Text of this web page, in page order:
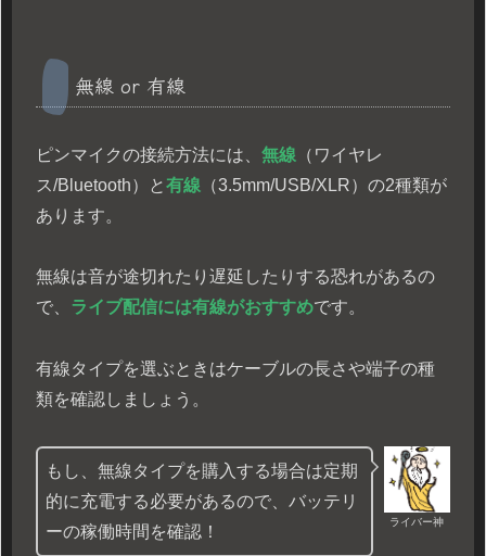
無線 or 有線
ピンマイクの接続方法には、 無線 （ワイヤレ
ス/Bluetooth）と有線 （3.5mm/USB/XLR）の2種類が
あります。
無線は音が途切れたり遅延したりする恐れがあるの
で、 ライブ配信には有線がおすすめです。
有線タイプを選ぶときはケーブルの長さや端子の種
類を確認しましょう。
ライバー神
もし、無線タイプを購入する場合は定期
的に充電する必要があるので、バッテリ
ーの稼働時間を確認！